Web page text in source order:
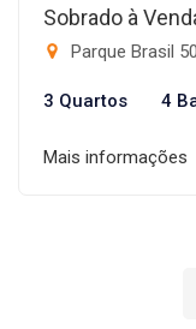
Sobrado à
Parque Brasil
3 Quartos 4
Mais informações